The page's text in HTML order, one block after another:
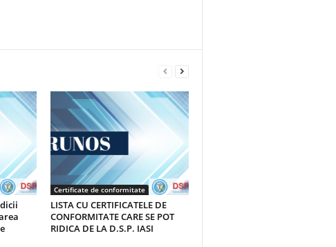
Certificate de conformitate
LISTA CU CERTIFICATELE DE
CONFORMITATE CARE SE POT
RIDICA DE LA D.S.P. IASI